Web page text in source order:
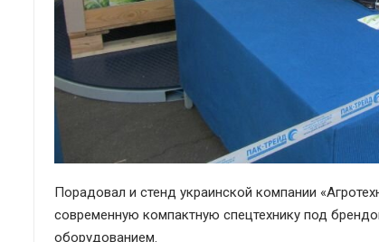
Порадовал и стенд украинской компании
современную компактную спецтехнику под
оборудованием.